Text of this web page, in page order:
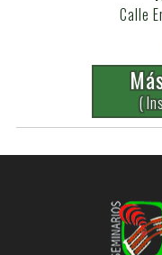
Calle
(